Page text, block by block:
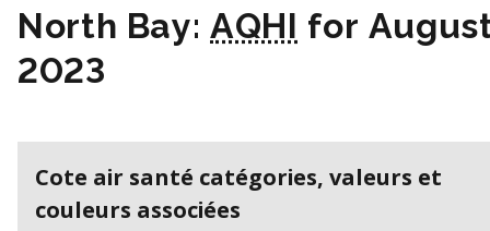
North Bay:AQHI for
2023
Cote air santé catégories, valeurs et
couleurs associées